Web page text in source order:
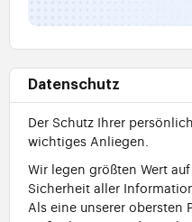
Datenschutz
Der Schutz Ihrer
wichtiges Anliegen.
Wir legen größten Wert
Sicherheit aller
Als eine unserer obersten